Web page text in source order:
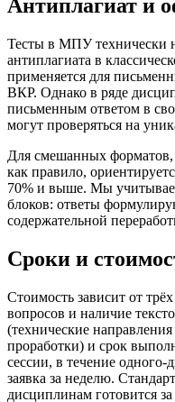
Антиплагиат и
Тесты в МПУ технически
антиплагиата в
применяется для
ВКР. Однако в ряде
письменным ответом в
могут проверяться на
Для смешанных форматов,
как правило,
70% и выше. Мы
блоков: ответы
содержательной
Сроки и
Стоимость зависит от
вопросов и наличие
(технические
проработки) и срок
сессии, в течение
заявка за неделю.
дисциплинам готовится